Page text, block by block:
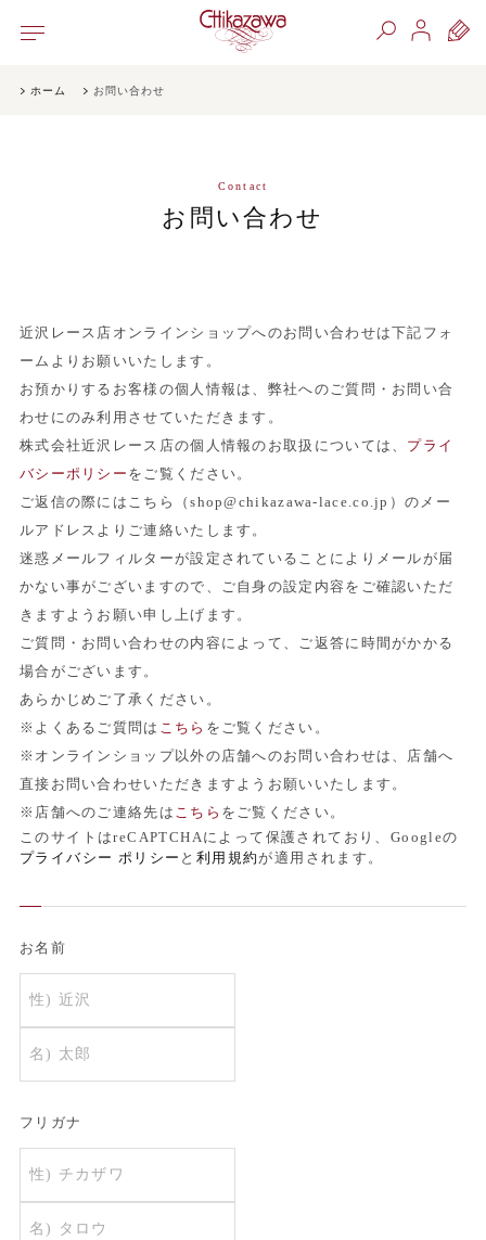
ホーム お問い合わせ
Contact
お問い合わせ
近沢レース店オンラインショップへのお問い合わせは下記フォ
ームよりお願いいたします。
お預かりするお客様の個人情報は、弊社へのご質問・お問い合
わせにのみ利用させていただきます。
株式会社近沢レース店の個人情報のお取扱については、 プライ
バシーポリシー をご覧ください。
ご返信の際にはこちら（shop@chikazawa-lace.co.jp）のメー
ルアドレスよりご連絡いたします。
迷惑メールフィルターが設定されていることによりメールが届
かない事がございますので、ご自身の設定内容をご確認いただ
きますようお願い申し上げます。
ご質問・お問い合わせの内容によって、ご返答に時間がかかる
場合がございます。
あらかじめご了承ください。
※よくあるご質問は こちら をご覧ください。
※オンラインショップ以外の店舗へのお問い合わせは、店舗へ
直接お問い合わせいただきますようお願いいたします。
※店舗へのご連絡先は こちら をご覧ください。
このサイトはreCAPTCHAによって保護されており、Googleの
プライバシー ポリシー と 利用規約が適用されます。
お名前
フリガナ